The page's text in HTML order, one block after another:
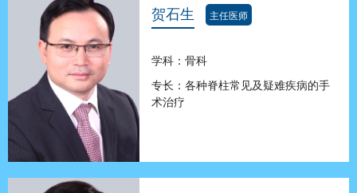
贺石生 主任医师
学科：骨科
专长：各种脊柱常见及疑难疾病的手
术治疗